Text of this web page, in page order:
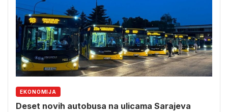
EKONOMIJA
Deset novih autobusa na ulicama Sarajeva